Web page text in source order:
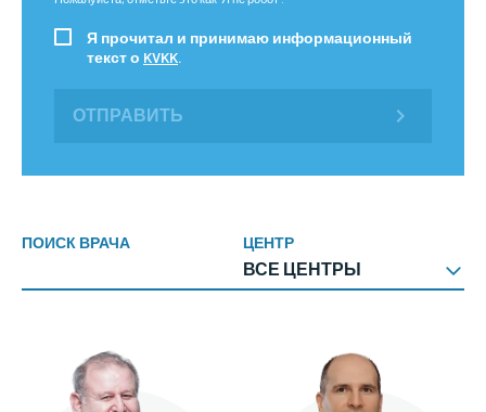
Я прочитал и принимаю информационный
текст о KVKK.
ОТПРАВИТЬ
ПОИСК ВРАЧА ЦЕНТР